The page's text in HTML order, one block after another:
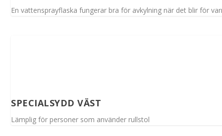
En vattensprayflaska fungerar bra för avkylning när det blir för
SPECIALSYDD VÄST
Lämplig för personer som använder rullstol